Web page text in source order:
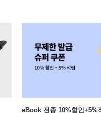
eBook 전종 10%할인+5%